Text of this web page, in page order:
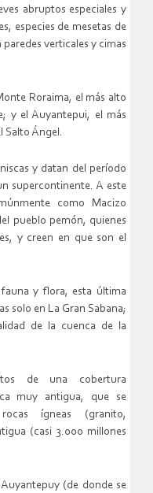
abruptos especiales y
especies de mesetas de
verticales y cimas
Roraima, el más alto
y el Auyantepui, el más
Salto Ángel.
y datan del período
supercontinente. A este
como Macizo
pueblo pemón, quienes
y creen en que son el
y flora, esta última
solo en La Gran Sabana;
de la cuenca de la
de una cobertura
muy antigua, que se
ígneas (granito,
(casi 3.000 millones
(de donde se